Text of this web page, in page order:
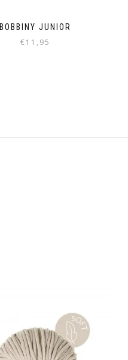
BOBBINY JUNIOR
€11,95